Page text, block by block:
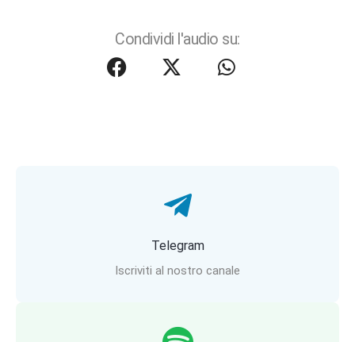
Condividi l'audio su:
Telegram
Iscriviti al nostro canale